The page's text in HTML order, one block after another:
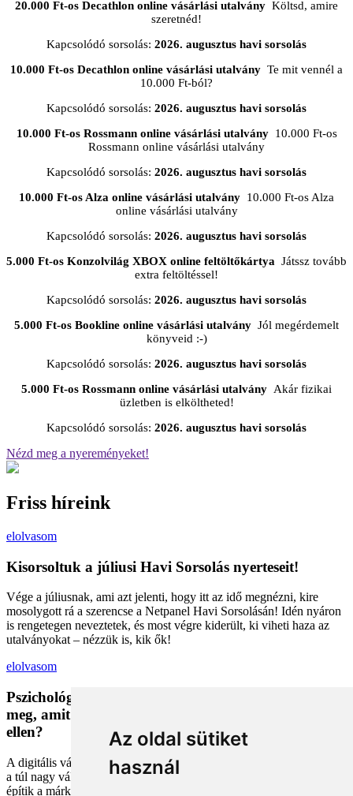
Az oldal sütiket
használ
20.000 Ft-os Decathlon online vásárlási utalvány Költsd, amire
szeretnéd!
Kapcsolódó sorsolás: 2026. augusztus havi sorsolás
10.000 Ft-os Decathlon online vásárlási utalvány Te mit vennél a
10.000 Ft-ból?
Kapcsolódó sorsolás: 2026. augusztus havi sorsolás
10.000 Ft-os Rossmann online vásárlási utalvány10.000 Ft-os
Rossmann online vásárlási utalvány
Kapcsolódó sorsolás: 2026. augusztus havi sorsolás
10.000 Ft-os Alza online vásárlási utalvány 10.000 Ft-os Alza
online vásárlási utalvány
Kapcsolódó sorsolás: 2026. augusztus havi sorsolás
5.000 Ft-os Konzolvilág XBOX online feltöltőkártya Játssz tovább
extra feltöltéssel!
Kapcsolódó sorsolás: 2026. augusztus havi sorsolás
5.000 Ft-os Bookline online vásárlási utalvány Jól megérdemelt
könyveid :-)
Kapcsolódó sorsolás: 2026. augusztus havi sorsolás
5.000 Ft-os Rossmann online vásárlási utalvány Akár fizikai
üzletben is elköltheted!
Kapcsolódó sorsolás: 2026. augusztus havi sorsolás
Nézd meg a nyereményeket!
Friss híreink
elolvasom
Kisorsoltuk a júliusi Havi Sorsolás nyerteseit!
Vége a júliusnak, ami azt jelenti, hogy itt az idő megnézni, kire
mosolygott rá a szerencse a Netpanel Havi Sorsolásán! Idén nyáron
is rengetegen neveztetek, és most végre kiderült, ki viheti haza az
utalványokat – nézzük is, kik ők!
elolvasom
Pszichológiai trükkök a kosárban: Miért vesszük
meg, amit megveszünk, és mit tehetünk a bűntudat
ellen?
A digitális vásárlás kényelmes, de tele van pszichológiai csapdákkal
a túl nagy választéktól a hosszas böngészésig. Megmutatjuk, hogyan
építik a márkák a bizalmadat online, és miként kerüld el a vásárlás